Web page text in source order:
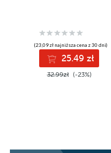
(23,09 zł najniższa cena z 30 dni)
25.49 zł
32.99zł (-23%)